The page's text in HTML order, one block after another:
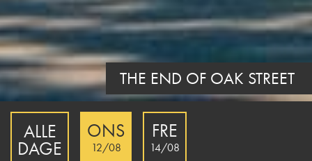
THE END OF OAK STREET
ALLE
DAGE
ONS
12/08
FRE
14/08